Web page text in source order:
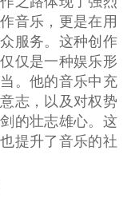
音乐，更是在用
服务。这种创作
仅是一种娱乐形
。他的音乐中充
志，以及对权势
的壮志雄心。这
提升了音乐的社